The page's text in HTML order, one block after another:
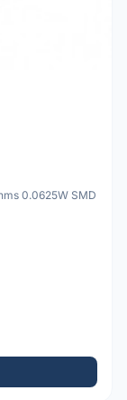
0.0625W SMD